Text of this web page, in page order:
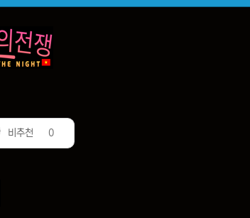
비추천 0
비추천